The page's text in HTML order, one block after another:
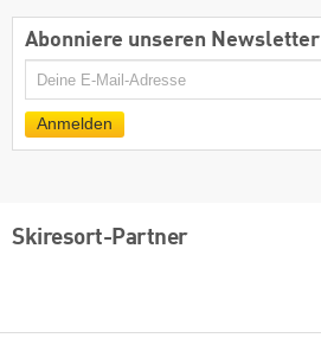
Abonniere unseren Newsletter
E-
Anmelden
Skiresort-Partner